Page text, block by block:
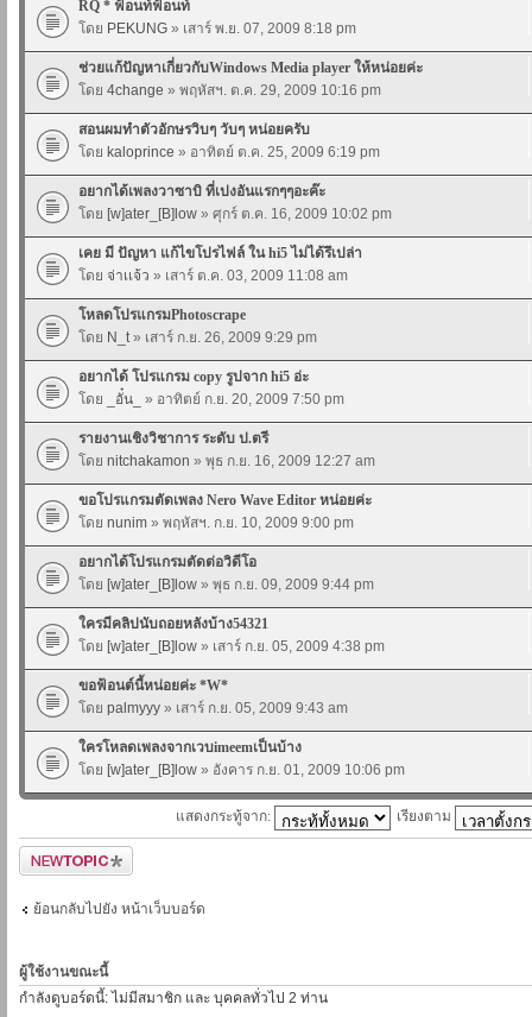
RQ * ฟ้อนท์ฟ้อนท์
โดย PEKUNG » เสาร์ พ.ย. 07, 2009 8:18 pm
ช่วยแก้ปัญหาเกี่ยวกับWindows Media player ให้หน่อยค่ะ
โดย 4change » พฤหัสฯ. ต.ค. 29, 2009 10:16 pm
สอนผมทำตัวอักษรวิบๆ วับๆ หน่อยครับ
โดย kaloprince » อาทิตย์ ต.ค. 25, 2009 6:19 pm
อยากได้เพลงวาซาบิ ที่เปงอันแรกๆๆอะค๊ะ
โดย [w]ater_[B]low » ศุกร์ ต.ค. 16, 2009 10:02 pm
เคย มี ปัญหา แก้ไขโปรไฟล์ ใน hi5 ไม่ได้รึเปล่า
โดย จ่าเเจ้ว » เสาร์ ต.ค. 03, 2009 11:08 am
โหลดโปรแกรมPhotoscrape
โดย N_t» เสาร์ ก.ย. 26, 2009 9:29 pm
อยากได้ โปรแกรม copy รูปจาก hi5 อ่ะ
โดย
_อั๋น_ » อาทิตย์ ก.ย. 20, 2009 7:50 pm
รายงานเชิงวิชาการ ระดับ ป.ตรี
โดย nitchakamon » พุธ ก.ย. 16, 2009 12:27 am
ขอโปรแกรมตัดเพลง Nero Wave Editor หน่อยค่ะ
โดย nunim » พฤหัสฯ. ก.ย. 10, 2009 9:00 pm
อยากได้โปรแกรมตัดต่อวิดีโอ
โดย [w]ater_[B]low » พุธ ก.ย. 09, 2009 9:44 pm
ใครมีคลิปนับถอยหลังบ้าง54321
โดย [w]ater_[B]low » เสาร์ ก.ย. 05, 2009 4:38 pm
ขอฟ้อนต์นี้หน่อยค่ะ *W*
โดย palmyyy » เสาร์ ก.ย. 05, 2009 9:43 am
ใครโหลดเพลงจากเวบimeemเป็นบ้าง
โดย [w]ater_[B]low » อังคาร ก.ย. 01, 2009 10:06 pm
แสดงกระทู้จาก: เรียงตาม
ตั้งกระทู้ใหม่
ย้อนกลับไปยัง หน้าเว็บบอร์ด
ผู้ใช้งานขณะนี้
กำลังดูบอร์ดนี้: ไม่มีสมาชิก และ บุคคลทั่วไป 2 ท่าน